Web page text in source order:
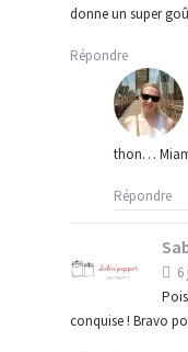
donne un super
Répondre
thon…
Répondre
6
conquise ! Bravo